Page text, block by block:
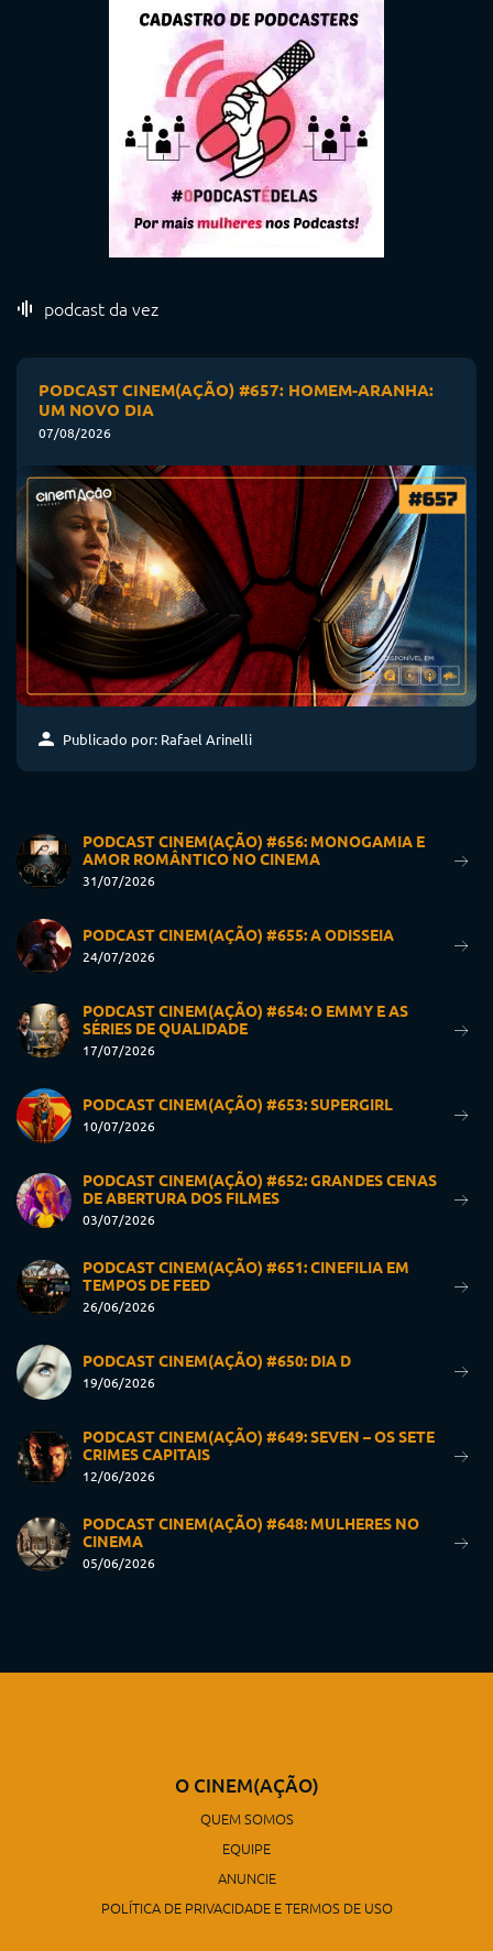
podcast da vez
PODCAST CINEM(AÇÃO) #657: HOMEM-ARANHA:
UM NOVO DIA
07/08/2026
Publicado por: Rafael Arinelli
PODCAST CINEM(AÇÃO) #656: MONOGAMIA E
AMOR ROMÂNTICO NO CINEMA
31/07/2026
PODCAST CINEM(AÇÃO) #655: A ODISSEIA
24/07/2026
PODCAST CINEM(AÇÃO) #654: O EMMY E AS
SÉRIES DE QUALIDADE
17/07/2026
PODCAST CINEM(AÇÃO) #653: SUPERGIRL
10/07/2026
PODCAST CINEM(AÇÃO) #652: GRANDES CENAS
DE ABERTURA DOS FILMES
03/07/2026
PODCAST CINEM(AÇÃO) #651: CINEFILIA EM
TEMPOS DE FEED
26/06/2026
PODCAST CINEM(AÇÃO) #650: DIA D
19/06/2026
PODCAST CINEM(AÇÃO) #649: SEVEN – OS SETE
CRIMES CAPITAIS
12/06/2026
PODCAST CINEM(AÇÃO) #648: MULHERES NO
CINEMA
05/06/2026
O CINEM(AÇÃO)
QUEM SOMOS
EQUIPE
ANUNCIE
POLÍTICA DE PRIVACIDADE E TERMOS DE USO